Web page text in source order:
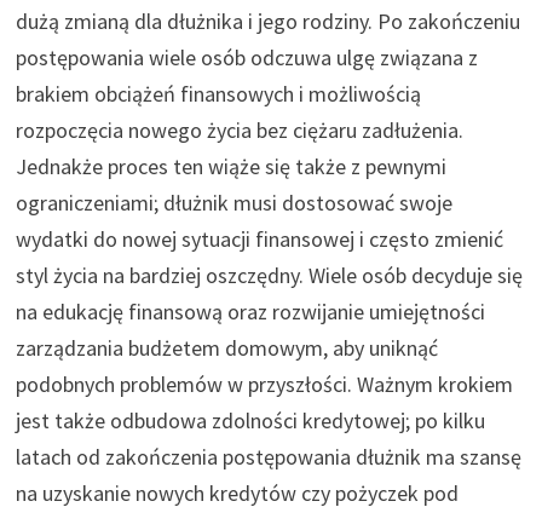
dużą zmianą dla dłużnika i jego rodziny. Po zakończeniu
postępowania wiele osób odczuwa ulgę związana z
brakiem obciążeń finansowych i możliwością
rozpoczęcia nowego życia bez ciężaru zadłużenia.
Jednakże proces ten wiąże się także z pewnymi
ograniczeniami; dłużnik musi dostosować swoje
wydatki do nowej sytuacji finansowej i często zmienić
styl życia na bardziej oszczędny. Wiele osób decyduje się
na edukację finansową oraz rozwijanie umiejętności
zarządzania budżetem domowym, aby uniknąć
podobnych problemów w przyszłości. Ważnym krokiem
jest także odbudowa zdolności kredytowej; po kilku
latach od zakończenia postępowania dłużnik ma szansę
na uzyskanie nowych kredytów czy pożyczek pod